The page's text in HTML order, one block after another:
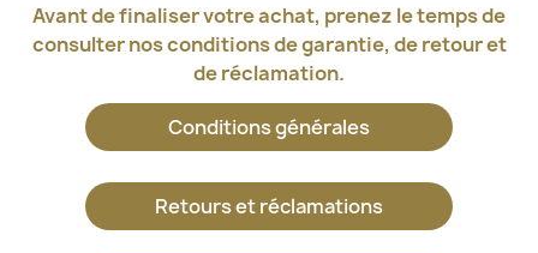
Avant de finaliser votre achat, prenez le temps de
consulter nos conditions de garantie, de retour et
de réclamation.
Conditions générales
Retours et réclamations